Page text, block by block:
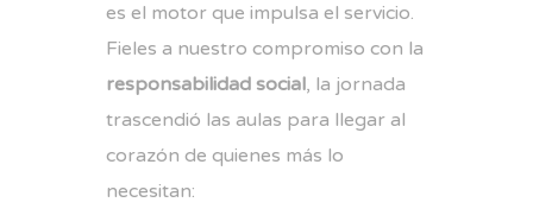
es el motor que impulsa el servicio.
Fieles a nuestro compromiso con la
responsabilidad social, la jornada
trascendió las aulas para llegar al
corazón de quienes más lo
necesitan: